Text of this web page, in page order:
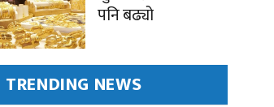
पनि बढ्यो
TRENDING NEWS